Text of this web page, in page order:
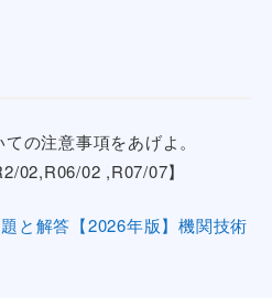
の注意事項をあげよ。
02,R06/02 ,R07/07】
と解答【2026年版】機関技術